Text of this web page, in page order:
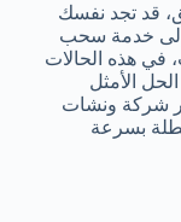
قد تجد نفسك
إلى خدمة سحب
في هذه الحالات
الأمثل
شركة ونشات
بسرعة